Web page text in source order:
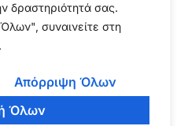
δραστηριότητά σας.
συναινείτε στη
Απόρριψη Όλων
Όλων